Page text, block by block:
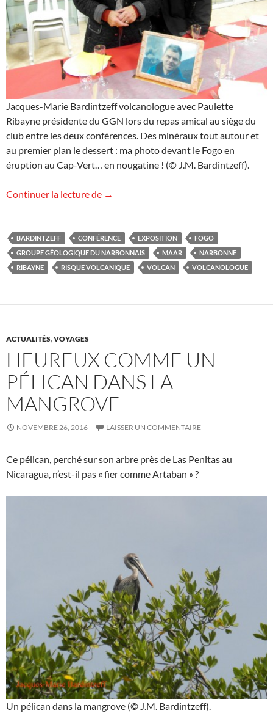
Jacques-Marie Bardintzeff volcanologue avec Paulette
Ribayne présidente du GGN lors du repas amical au siège du
club entre les deux conférences. Des minéraux tout autour et
au premier plan le dessert : ma photo devant le Fogo en
éruption au Cap-Vert… en nougatine ! (© J.M. Bardintzeff).
Continuer la lecture de Une semaine volcanique à Narbonne !
→
BARDINTZEFF CONFÉRENCE EXPOSITION
FOGO
GROUPE GÉOLOGIQUE DU NARBONNAIS
MAAR
NARBONNE
RIBAYNE
RISQUE VOLCANIQUE VOLCAN VOLCANOLOGUE
ACTUALITÉS,VOYAGES
HEUREUX COMME UN
PÉLICAN DANS LA
MANGROVE
NOVEMBRE 26, 2016 LAISSER UN COMMENTAIRE
Ce pélican, perché sur son arbre près de Las Penitas au
Nicaragua, n’est-il pas « fier comme Artaban » ?
Un pélican dans la mangrove (© J.M. Bardintzeff).